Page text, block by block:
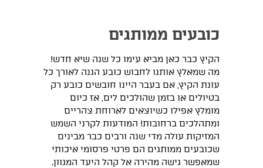
כובעים ממותגים
הקיץ כבר כאן מביא עימו כל שנה שיא חדש!
מה שמאלץ אותנו לחבוש כובע הגנה לאורך כל
עונת הקיץ, אם בעבר היינו חובשים כובע רק
בטיולים או בזמן שהולכים לים, אז כיום
מומלץ אפילו כשיוצאים לארוחת צהריים
ומתהלכים ברחובות! המודעות לקרני השמש
המזיקות עולה מדי שנה ורבים כבר מבינים
שכובעים ממותגים הם פרטי פרסומי איכותי
שמאפשר גישה מהירה אל קהל היעד המגוון.